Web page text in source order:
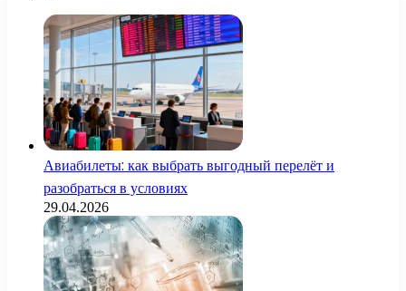
Авиабилеты: как выбрать выгодный перелёт и
разобраться в условиях
29.04.2026